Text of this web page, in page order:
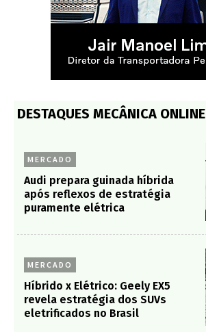
DESTAQUES MECÂNICA ONLINE
MERCADO
Audi prepara guinada híbrida
após reflexos de estratégia
puramente elétrica
MERCADO
Híbrido x Elétrico: Geely EX5
revela estratégia dos SUVs
eletrificados no Brasil